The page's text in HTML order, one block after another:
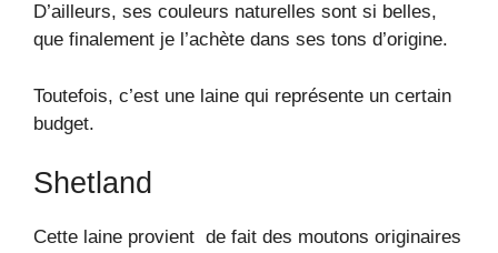
D’ailleurs, ses couleurs naturelles sont si belles,
que finalement je l’achète dans ses tons d’origine.
Toutefois, c’est une laine qui représente un certain
budget.
Shetland
Cette laine provient de fait des moutons originaires